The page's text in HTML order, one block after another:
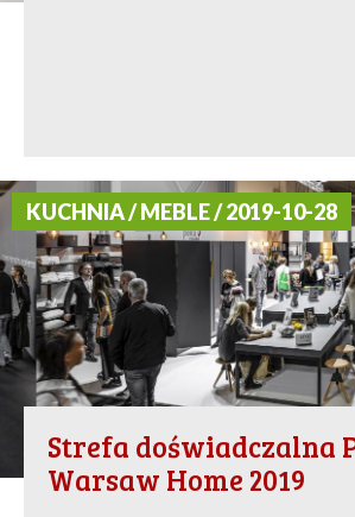
KUCHNIA / MEBLE / 2019-10-28
Strefa doświadczalna
Warsaw Home 2019